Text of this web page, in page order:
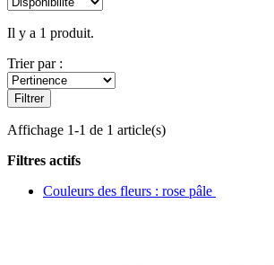
Il y a 1 produit.
Trier par :
Filtrer
Affichage 1-1 de 1 article(s)
Filtres actifs
Couleurs des fleurs : rose pâle